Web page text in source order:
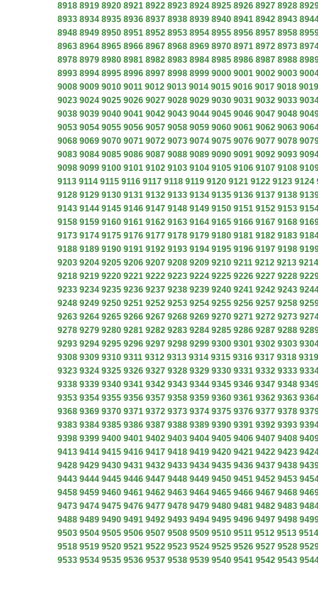
8918 8919 8920 8921 8922 8923 8924 8925 8926 8927 8928
8933 8934 8935 8936 8937 8938 8939 8940 8941 8942 8943
8948 8949 8950 8951 8952 8953 8954 8955 8956 8957 8958
8963 8964 8965 8966 8967 8968 8969 8970 8971 8972 8973
8978 8979 8980 8981 8982 8983 8984 8985 8986 8987 8988
8993 8994 8995 8996 8997 8998 8999 9000 9001 9002 9003
9008 9009 9010 9011 9012 9013 9014 9015 9016 9017 9018 9019
9023 9024 9025 9026 9027 9028 9029 9030 9031 9032 9033
9038 9039 9040 9041 9042 9043 9044 9045 9046 9047 9048
9053 9054 9055 9056 9057 9058 9059 9060 9061 9062 9063
9068 9069 9070 9071 9072 9073 9074 9075 9076 9077 9078
9083 9084 9085 9086 9087 9088 9089 9090 9091 9092 9093
9098 9099 9100 9101 9102 9103 9104 9105 9106 9107 9108
9113 9114 9115 9116 9117 9118 9119 9120 9121 9122 9123 9124
9128 9129 9130 9131 9132 9133 9134 9135 9136 9137 9138
9143 9144 9145 9146 9147 9148 9149 9150 9151 9152 9153
9158 9159 9160 9161 9162 9163 9164 9165 9166 9167 9168
9173 9174 9175 9176 9177 9178 9179 9180 9181 9182 9183
9188 9189 9190 9191 9192 9193 9194 9195 9196 9197 9198
9203 9204 9205 9206 9207 9208 9209 9210 9211 9212 9213 9214
9218 9219 9220 9221 9222 9223 9224 9225 9226 9227 9228
9233 9234 9235 9236 9237 9238 9239 9240 9241 9242 9243
9248 9249 9250 9251 9252 9253 9254 9255 9256 9257 9258
9263 9264 9265 9266 9267 9268 9269 9270 9271 9272 9273
9278 9279 9280 9281 9282 9283 9284 9285 9286 9287 9288
9293 9294 9295 9296 9297 9298 9299 9300 9301 9302 9303
9308 9309 9310 9311 9312 9313 9314 9315 9316 9317 9318 9319
9323 9324 9325 9326 9327 9328 9329 9330 9331 9332 9333
9338 9339 9340 9341 9342 9343 9344 9345 9346 9347 9348
9353 9354 9355 9356 9357 9358 9359 9360 9361 9362 9363
9368 9369 9370 9371 9372 9373 9374 9375 9376 9377 9378
9383 9384 9385 9386 9387 9388 9389 9390 9391 9392 9393
9398 9399 9400 9401 9402 9403 9404 9405 9406 9407 9408
9413 9414 9415 9416 9417 9418 9419 9420 9421 9422 9423
9428 9429 9430 9431 9432 9433 9434 9435 9436 9437 9438
9443 9444 9445 9446 9447 9448 9449 9450 9451 9452 9453
9458 9459 9460 9461 9462 9463 9464 9465 9466 9467 9468
9473 9474 9475 9476 9477 9478 9479 9480 9481 9482 9483
9488 9489 9490 9491 9492 9493 9494 9495 9496 9497 9498
9503 9504 9505 9506 9507 9508 9509 9510 9511 9512 9513 9514
9518 9519 9520 9521 9522 9523 9524 9525 9526 9527 9528
9533 9534 9535 9536 9537 9538 9539 9540 9541 9542 9543